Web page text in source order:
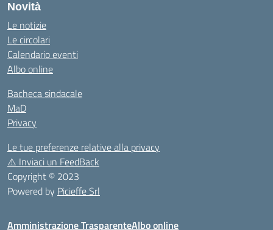
Novità
Le notizie
Le circolari
Calendario eventi
Albo online
Bacheca sindacale
MaD
Privacy
Le tue preferenze relative alla privacy
⚠️ Inviaci un FeedBack
Copyright © 2023
Powered by Picieffe Srl
Amministrazione TrasparenteAlbo online